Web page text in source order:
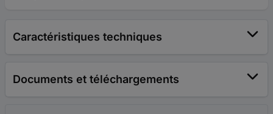
Caractéristiques techniques
Documents et téléchargements